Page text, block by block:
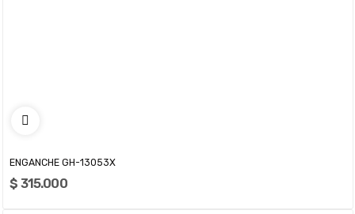
ENGANCHE GH-13053X
$ 315.000